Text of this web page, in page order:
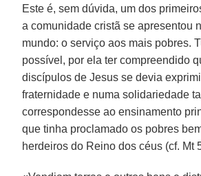
Este é, sem dúvida, um dos
a comunidade cristã se apresentou
mundo: o serviço aos mais pobres.
possível, por ela ter compreendido
discípulos de Jesus se devia
fraternidade e numa solidariedade
correspondesse ao ensinamento
que tinha proclamado os pobres
herdeiros do Reino dos céus (cf. Mt